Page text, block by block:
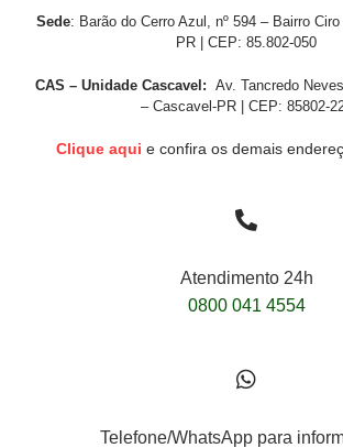
Sede: Barão do Cerro Azul, nº 594 – Bairro
PR | CEP: 85.802-050
CAS – Unidade Cascavel: Av. Tancredo
– Cascavel-PR | CEP: 85802-
Clique aqui e confira os demais
Atendimento 24h
0800 041 4554
Telefone/WhatsApp para